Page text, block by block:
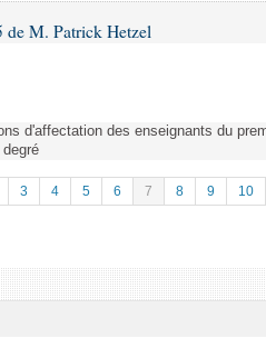
de M. Patrick Hetzel
d'affectation des enseignants du
3 4 5 6 7 8 9 10